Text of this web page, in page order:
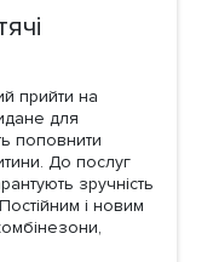
прийти на
для
поповнити
До послуг
зручність
і новим